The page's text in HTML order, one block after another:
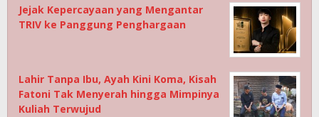
Jejak Kepercayaan yang Mengantar
TRIV ke Panggung Penghargaan
Lahir Tanpa Ibu, Ayah Kini Koma, Kisah
Fatoni Tak Menyerah hingga Mimpinya
Kuliah Terwujud